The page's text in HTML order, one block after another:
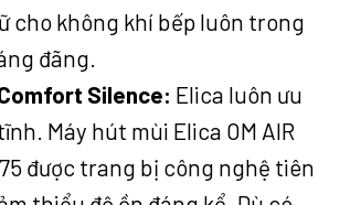
cho không khí bếp luôn trong
đãng.
Silence: Elica luôn ưu
Máy hút mùi Elica OM AIR
được trang bị công nghệ tiên